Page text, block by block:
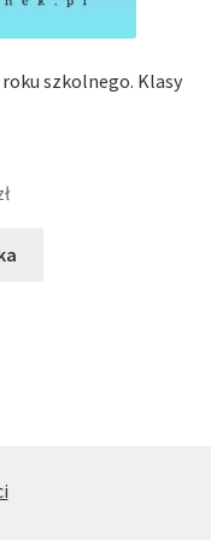
szkolnego. Klasy
Aktualna
wynosi: